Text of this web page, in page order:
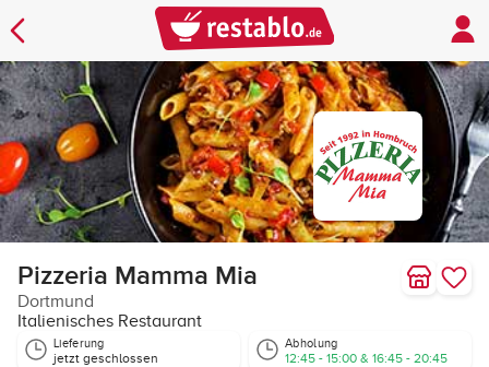
Pizzeria Mamma Mia
Dortmund
Italienisches Restaurant
Lieferung
jetzt geschlossen
Abholung
12:45 - 15:00 & 16:45 - 20:45